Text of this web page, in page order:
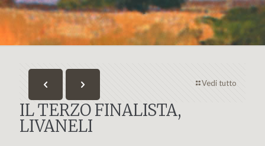
Vedi tutto
IL TERZO FINALISTA,
LIVANELI